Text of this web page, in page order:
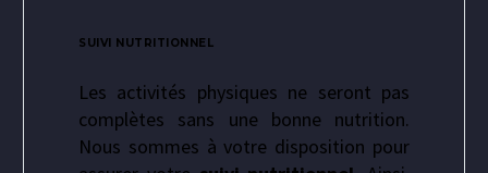
SUIVI NUTRITIONNEL
Les activités physiques ne seront pas
complètes sans une bonne nutrition.
Nous sommes à votre disposition pour